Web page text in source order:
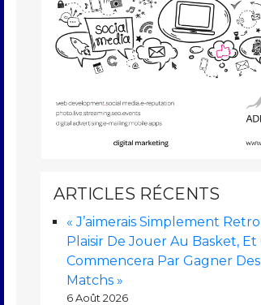
ARTICLES RÉCENTS
« J’aimerais Simplement
Plaisir De Jouer Au Basket, Et
Commencera Par Gagner Des
Matchs »
6 Août 2026